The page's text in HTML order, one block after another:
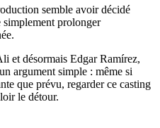
semble avoir décidé
simplement prolonger
et désormais Edgar Ramírez,
argument simple : même si
que prévu, regarder ce casting
le détour.